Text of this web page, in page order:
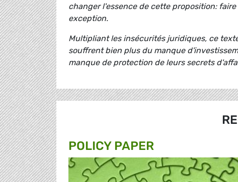
changer l'essence de cette proposition:
exception.
Multipliant les insécurités juridiques, ce
souffrent bien plus du manque
manque de protection de leurs secrets
POLICY PAPER